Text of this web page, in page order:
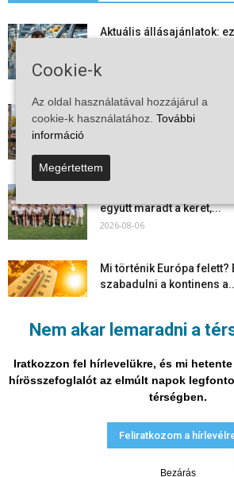
Nem akar lemaradni a
Iratkozzon fel hírlevelükre, és mi
hírösszefoglalót az elmúlt napok
térségben.
Feliratkozom a
Bezárás
Aktuális állásajánlatok:
munkavállalókra van
és a...
Vitézy Dávid: már ősszel
személyszállítás a
Megkezdte a
együtt maradt a keret,...
2026-08-06
Mi történik Európa felett?
szabadulni a kontinens
Kiskőrösön – útburkolati
2026-08-05
Adatvédelmi nyilatkozat Médiaajánlat
Cookie-k
Az oldal használatával hozzájárul a
cookie-k használatához. További
információ
Megértettem